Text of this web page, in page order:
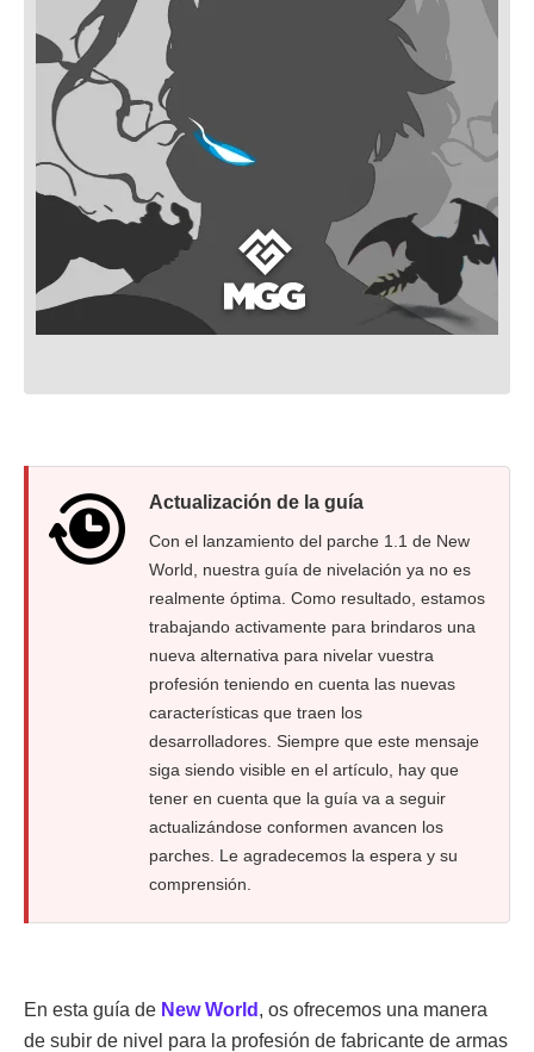
Actualización de la guía
Con el lanzamiento del parche 1.1 de New
World, nuestra guía de nivelación ya no es
realmente óptima. Como resultado, estamos
trabajando activamente para brindaros una
nueva alternativa para nivelar vuestra
profesión teniendo en cuenta las nuevas
características que traen los
desarrolladores. Siempre que este mensaje
siga siendo visible en el artículo, hay que
tener en cuenta que la guía va a seguir
actualizándose conformen avancen los
parches. Le agradecemos la espera y su
comprensión.
En esta guía de New World , os ofrecemos una manera
de subir de nivel para la profesión de fabricante de armas